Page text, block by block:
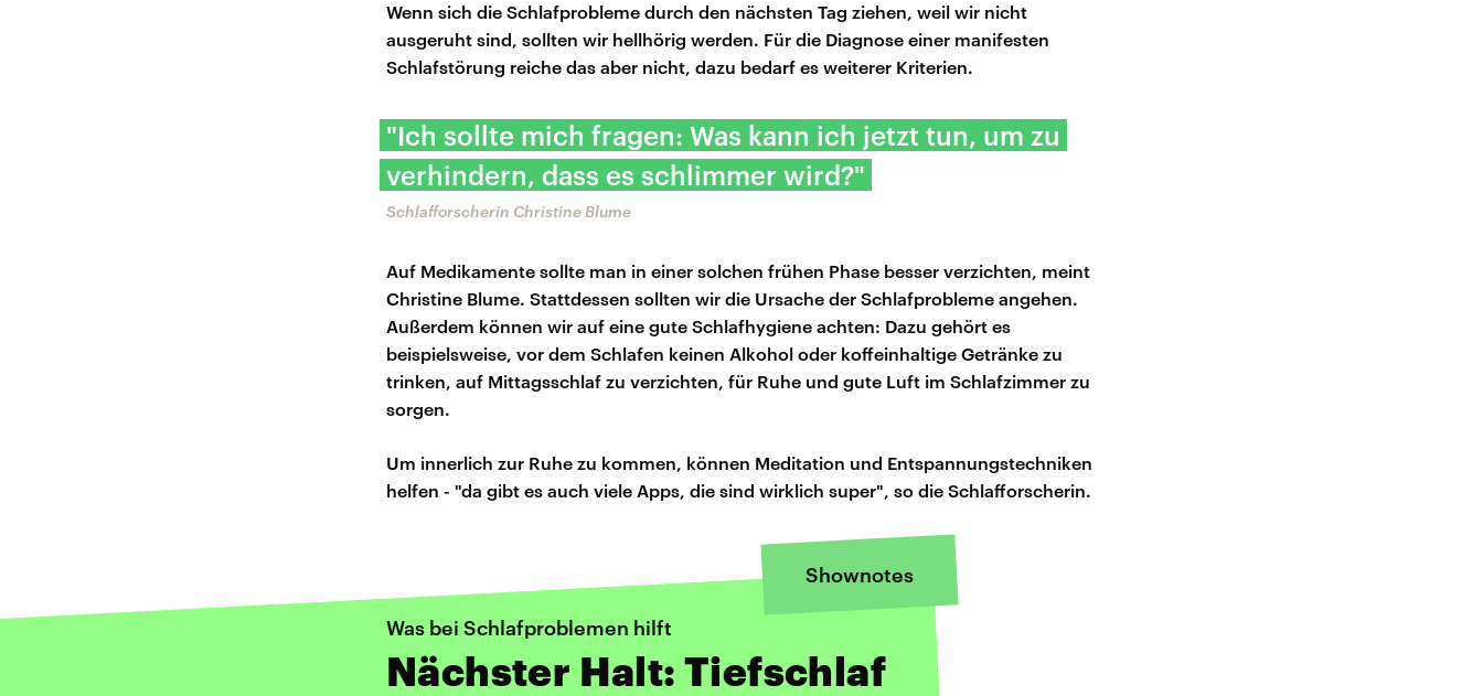
Wenn sich die Schlafprobleme durch den nächsten Tag ziehen, weil wir nicht
ausgeruht sind, sollten wir hellhörig werden. Für die Diagnose einer manifesten
Schlafstörung reiche das aber nicht, dazu bedarf es weiterer Kriterien.
"Ich sollte mich fragen: Was kann ich jetzt tun, um zu
verhindern, dass es schlimmer wird?"
Schlafforscherin Christine Blume
Auf Medikamente sollte man in einer solchen frühen Phase besser verzichten, meint
Christine Blume. Stattdessen sollten wir die Ursache der Schlafprobleme angehen.
Außerdem können wir auf eine gute Schlafhygiene achten: Dazu gehört es
beispielsweise, vor dem Schlafen keinen Alkohol oder koffeinhaltige Getränke zu
trinken, auf Mittagsschlaf zu verzichten, für Ruhe und gute Luft im Schlafzimmer zu
sorgen.
Um innerlich zur Ruhe zu kommen, können Meditation und Entspannungstechniken
helfen - "da gibt es auch viele Apps, die sind wirklich super", so die Schlafforscherin.
Shownotes
Was bei Schlafproblemen hilft
Nächster Halt: Tiefschlaf